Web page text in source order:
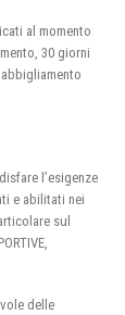
al momento
30 giorni
l’esigenze
e abilitati nei
sul
delle